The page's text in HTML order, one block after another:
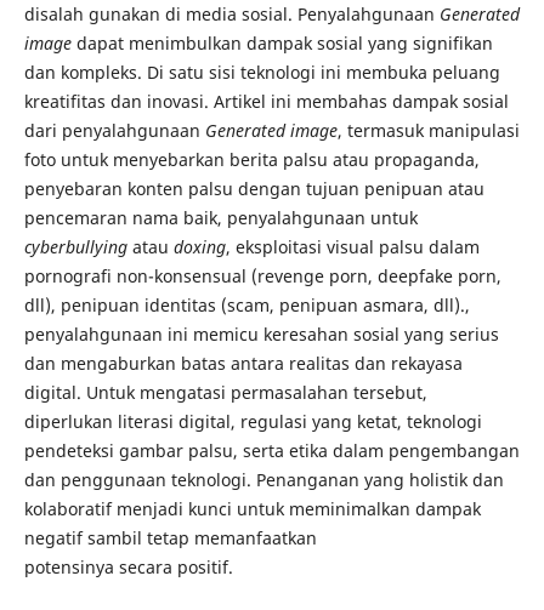
disalah gunakan di media sosial. Penyalahgunaan Generated
image dapat menimbulkan dampak sosial yang signifikan
dan kompleks. Di satu sisi teknologi ini membuka peluang
kreatifitas dan inovasi. Artikel ini membahas dampak sosial
dari penyalahgunaan Generated image, termasuk manipulasi
foto untuk menyebarkan berita palsu atau propaganda,
penyebaran konten palsu dengan tujuan penipuan atau
pencemaran nama baik, penyalahgunaan untuk
cyberbullyingatau doxing, eksploitasi visual palsu dalam
pornografi non-konsensual (revenge porn, deepfake porn,
dll), penipuan identitas (scam, penipuan asmara, dll).,
penyalahgunaan ini memicu keresahan sosial yang serius
dan mengaburkan batas antara realitas dan rekayasa
digital. Untuk mengatasi permasalahan tersebut,
diperlukan literasi digital, regulasi yang ketat, teknologi
pendeteksi gambar palsu, serta etika dalam pengembangan
dan penggunaan teknologi. Penanganan yang holistik dan
kolaboratif menjadi kunci untuk meminimalkan dampak
negatif sambil tetap memanfaatkan
potensinya secara positif.